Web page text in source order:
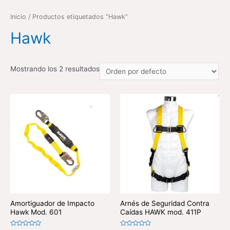
Inicio / Productos etiquetados “Hawk”
Hawk
Mostrando los 2 resultados
Amortiguador de Impacto
Hawk Mod. 601
Arnés de Seguridad Contra
Caídas HAWK mod. 411P